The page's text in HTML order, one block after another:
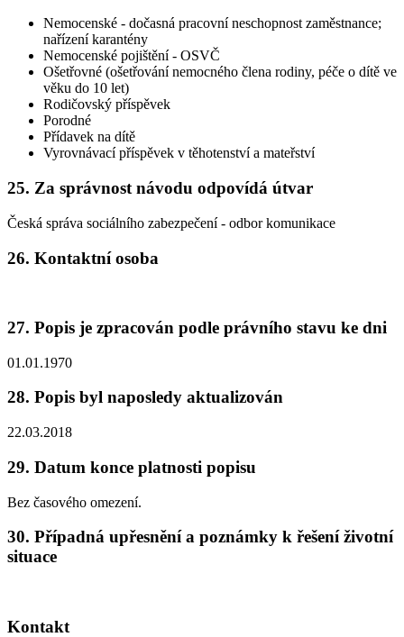
Nemocenské - dočasná pracovní neschopnost zaměstnance;
nařízení karantény
Nemocenské pojištění - OSVČ
Ošetřovné (ošetřování nemocného člena rodiny, péče o dítě ve
věku do 10 let)
Rodičovský příspěvek
Porodné
Přídavek na dítě
Vyrovnávací příspěvek v těhotenství a mateřství
25. Za správnost návodu odpovídá útvar
Česká správa sociálního zabezpečení - odbor komunikace
26. Kontaktní osoba
27. Popis je zpracován podle právního stavu ke dni
01.01.1970
28. Popis byl naposledy aktualizován
22.03.2018
29. Datum konce platnosti popisu
Bez časového omezení.
30. Případná upřesnění a poznámky k řešení životní
situace
Kontakt